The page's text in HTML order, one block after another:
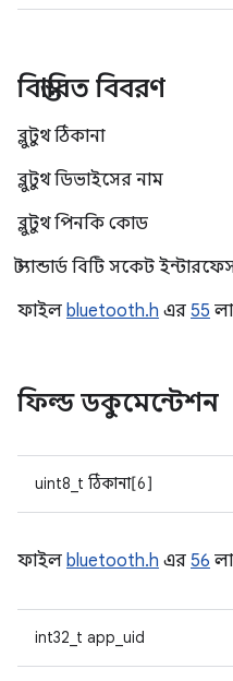
বিস্তারিত বিবরণ
ব্লুটুথ ঠিকানা
ব্লুটুথ ডিভাইসের নাম
ব্লুটুথ পিনকি কোড
স্ট্যান্ডার্ড বিটি সকেট
ফাইল bluetooth.h এর 55
ফিল্ড ডকুমেন্টেশন
uint8_t ঠিকানা[6]
ফাইল bluetooth.h এর 56
int32_t app_uid